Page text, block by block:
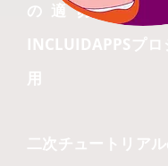
の適切な使
INCLUIDAPPSプ
用
二次チュートリア